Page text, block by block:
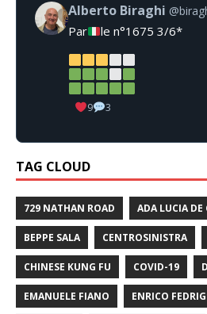
Alberto Biraghi
Par le n°1675 3/6*
9 3
TAG CLOUD
729 NATHAN ROAD ADA LUCIA DE
BEPPE SALA CENTROSINISTRA
CHINESE KUNG FU COVID-19
EMANUELE FIANO ENRICO